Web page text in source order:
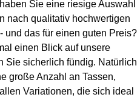
Sie eine riesige Auswahl
nach qualitativ hochwertigen
und das für einen guten Preis?
einen Blick auf unsere
Sie sicherlich fündig. Natürlich
große Anzahl an Tassen,
Variationen, die sich ideal